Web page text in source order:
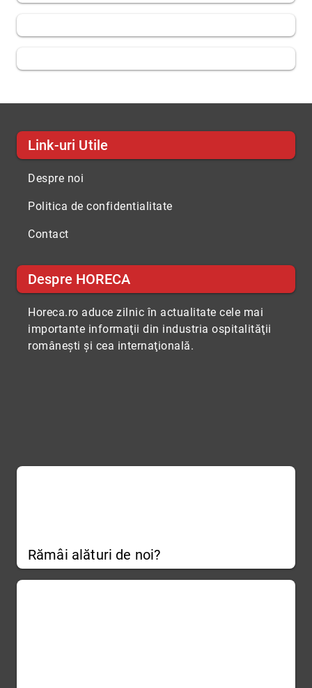
Link-uri Utile
Despre noi
Politica de confidentialitate
Contact
Despre HORECA
Horeca.ro aduce zilnic în actualitate cele mai
importante informaţii din industria ospitalităţii
româneşti şi cea internaţională.
Rămâi alături de noi?